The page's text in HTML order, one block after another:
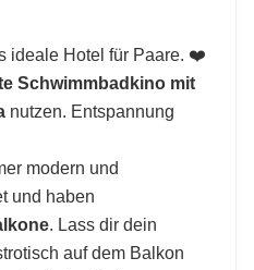
ideale Hotel für Paare. ❤️
Schwimmbadkino mit
nutzen. Entspannung
modern und
und haben
. Lass dir dein
auf dem Balkon